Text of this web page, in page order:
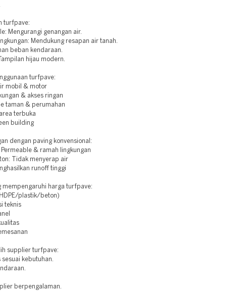
turfpave:
Mengurangi genangan air.
Mendukung resapan air tanah.
beban kendaraan.
hijau modern.
turfpave:
mobil & motor
& akses ringan
taman & perumahan
terbuka
building
dengan paving konvensional:
& ramah lingkungan
Tidak menyerap air
runoff tinggi
mempengaruhi harga turfpave:
plastik/beton)
teknis
supplier turfpave:
sesuai kebutuhan.
berpengalaman.